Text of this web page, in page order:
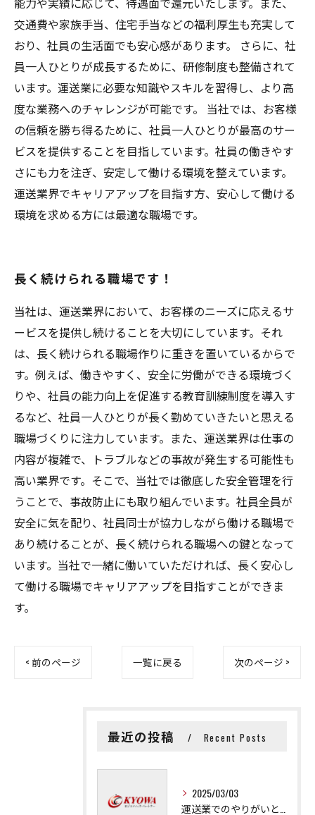
交通費や家族手当、住宅手当などの福利厚生も充実して
おり、社員の生活面でも安心感があります。 さらに、社
員一人ひとりが成長するために、研修制度も整備されて
います。運送業に必要な知識やスキルを習得し、より高
度な業務へのチャレンジが可能です。 当社では、お客様
の信頼を勝ち得るために、社員一人ひとりが最高のサー
ビスを提供することを目指しています。社員の働きやす
さにも力を注ぎ、安定して働ける環境を整えています。
運送業界でキャリアアップを目指す方、安心して働ける
環境を求める方には最適な職場です。
長く続けられる職場です！
当社は、運送業界において、お客様のニーズに応えるサ
ービスを提供し続けることを大切にしています。それ
は、長く続けられる職場作りに重きを置いているからで
す。例えば、働きやすく、安全に労働ができる環境づく
りや、社員の能力向上を促進する教育訓練制度を導入す
るなど、社員一人ひとりが長く勤めていきたいと思える
職場づくりに注力しています。また、運送業界は仕事の
内容が複雑で、トラブルなどの事故が発生する可能性も
高い業界です。そこで、当社では徹底した安全管理を行
うことで、事故防止にも取り組んでいます。社員全員が
安全に気を配り、社員同士が協力しながら働ける職場で
あり続けることが、長く続けられる職場への鍵となって
います。当社で一緒に働いていただければ、長く安心し
て働ける職場でキャリアアップを目指すことができま
す。
< 前のページ 一覧に戻る 次のページ >
最近の投稿 Recent Posts
2025/03/03